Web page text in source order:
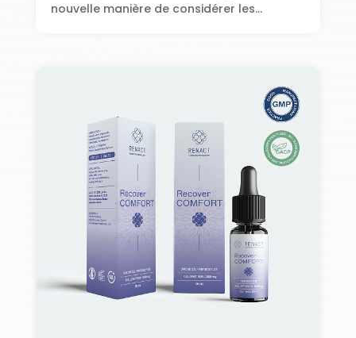
nouvelle manière de considérer les...